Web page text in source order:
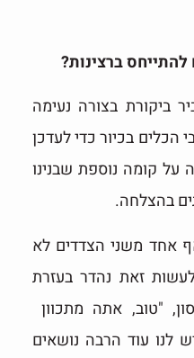
ברצינות?
ביקורת בצורה נעימה
הכלים בכיור כדי לעדכן
על קומה נוספת שבנינו
בהצלחה.
אחד משני הצדדים לא
זאת נהדר בעזרת
"טוב, אתה מתכוון
לנו עוד הרבה נושאים